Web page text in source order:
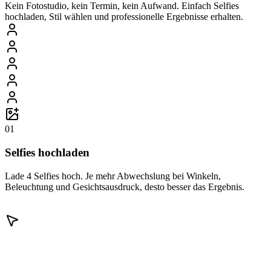
Kein Fotostudio, kein Termin, kein Aufwand. Einfach Selfies
hochladen, Stil wählen und professionelle Ergebnisse erhalten.
01
Selfies hochladen
Lade 4 Selfies hoch. Je mehr Abwechslung bei Winkeln,
Beleuchtung und Gesichtsausdruck, desto besser das Ergebnis.